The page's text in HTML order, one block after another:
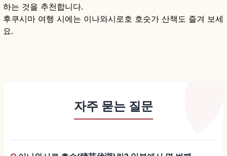
하는 것을 추천합니다.
후쿠시마 여행 시에는 이나와시로호 호숫가 산책도 즐겨 보세
요.
자주 묻는 질문